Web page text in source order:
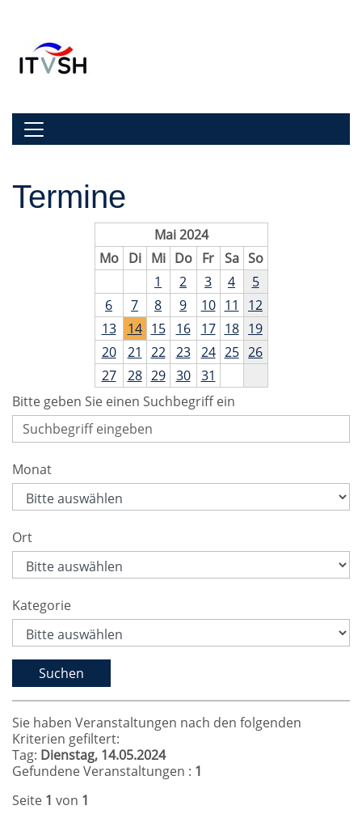
Navigation umschalten
Termine
Mai 2024
Mo
Di Mi Do Fr Sa So
1
2 3 4
5
6
7 8 9 10 11
12
13
14 15 16 17 18 19
20
21 22 23 24 25 26
27
28 29 30
31
Bitte geben Sie einen Suchbegriff ein
Monat
Ort
Kategorie
Sie haben Veranstaltungen nach den folgenden
Kriterien gefiltert:
Tag: Dienstag, 14.05.2024
Gefundene Veranstaltungen : 1
Seite 1 von 1